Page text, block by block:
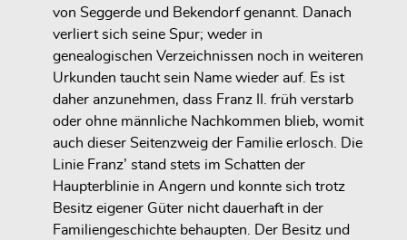
von Seggerde und Bekendorf genannt. Danach
verliert sich seine Spur; weder in
genealogischen Verzeichnissen noch in weiteren
Urkunden taucht sein Name wieder auf. Es ist
daher anzunehmen, dass Franz II. früh verstarb
oder ohne männliche Nachkommen blieb, womit
auch dieser Seitenzweig der Familie erlosch. Die
Linie Franz’ stand stets im Schatten der
Haupterblinie in Angern und konnte sich trotz
Besitz eigener Güter nicht dauerhaft in der
Familiengeschichte behaupten. Der Besitz und